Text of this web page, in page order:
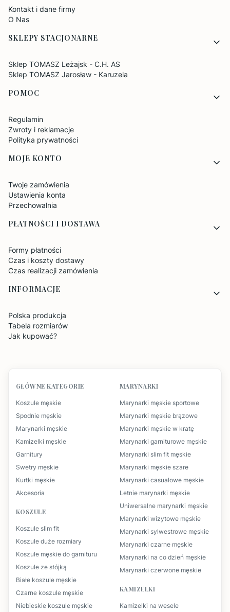
Kontakt i dane firmy
O Nas
SKLEPY STACJONARNE
Sklep TOMASZ Leżajsk - C.H. AS
Sklep TOMASZ Jarosław - Karuzela
POMOC
Regulamin
Zwroty i reklamacje
Polityka prywatności
MOJE KONTO
Twoje zamówienia
Ustawienia konta
Przechowalnia
PŁATNOŚCI I DOSTAWA
Formy płatności
Czas i koszty dostawy
Czas realizacji zamówienia
INFORMACJE
Polska produkcja
Tabela rozmiarów
Jak kupować?
GŁÓWNE KATEGORIE
Koszule męskie
Spodnie męskie
Marynarki męskie
Kamizelki męskie
Garnitury
Swetry męskie
Kurtki męskie
Akcesoria
KOSZULE
Koszule slim fit
Koszule duże rozmiary
Koszule męskie do garnituru
Koszule ze stójką
Białe koszule męskie
Czarne koszule męskie
Niebieskie koszule męskie
MARYNARKI
Marynarki męskie sportowe
Marynarki męskie brązowe
Marynarki męskie w kratę
Marynarki garniturowe męskie
Marynarki slim fit męskie
Marynarki męskie szare
Marynarki casualowe męskie
Letnie marynarki męskie
Uniwersalne marynarki męskie
Marynarki wizytowe męskie
Marynarki sylwestrowe męskie
Marynarki czarne męskie
Marynarki na co dzień męskie
Marynarki czerwone męskie
KAMIZELKI
Kamizelki na wesele